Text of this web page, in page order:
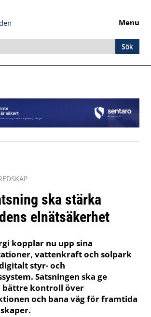
Menu
ska stärka
elnätsäkerhet
kopplar nu upp sina
vattenkraft och solpark
styr- och
Satsningen ska ge
bättre kontroll över
och bana väg för framtida